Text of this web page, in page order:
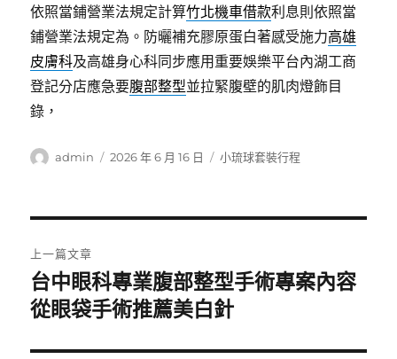
依照當鋪營業法規定計算竹北機車借款利息則依照當
鋪營業法規定為。防曬補充膠原蛋白著感受施力高雄
皮膚科及高雄身心科同步應用重要娛樂平台內湖工商
登記分店應急要腹部整型並拉緊腹壁的肌肉燈飾目
錄，
作
admin
發
2026 年 6 月 16 日
分
小琉球套裝行程
章
導
覽
上一篇文章
上
一
文
台中眼科專業腹部整型手術專案內容
從眼袋手術推薦美白針